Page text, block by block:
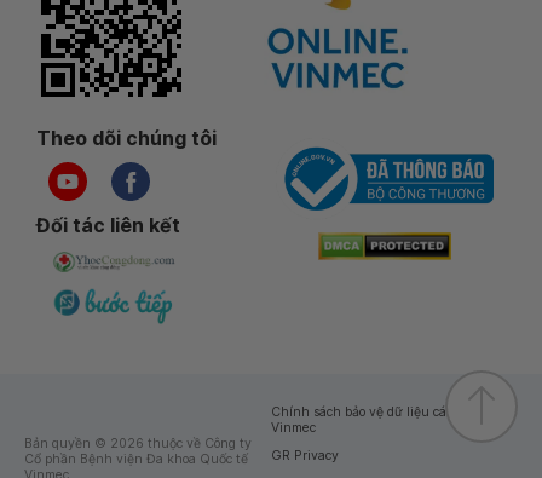
Theo dõi chúng tôi
Đối tác liên kết
Bản quyền © 2026 thuộc về Công ty
Cổ phần Bệnh viện Đa khoa Quốc tế
Chính sách bảo vệ dữ liệu cá nhân của
Vinmec
GR Privacy